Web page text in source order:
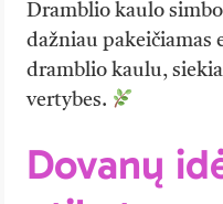
Dramblio kaulo
dažniau
dramblio kaulu,
vertybes.
Dovanų